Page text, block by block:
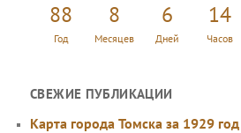
88
Год
8
Месяцев
6
Дней
14
Часов
СВЕЖИЕ ПУБЛИКАЦИИ
Карта города Томска за 1929 год